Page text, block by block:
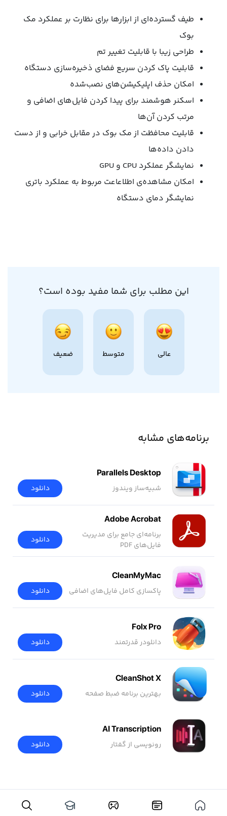
طیف گسترده‌ای از ابزارها برای نظارت بر عملکرد مک
بوک
طراحی زیبا با قابلیت تغییر تم
قابلیت پاک کردن سریع فضای ذخیره‌سازی دستگاه
امکان حذف اپلیکیشن‌های نصب‌شده
اسکنر هوشمند برای پیدا کردن فایل‌های اضافی و
مرتب کردن آن‌ها
قابلیت محافظت از مک بوک در مقابل خرابی و از دست
دادن داده‌ها
نمایشگر عملکرد CPU و GPU
امکان مشاهده‌ی اطلاعاعت مربوط به عملکرد باتری
نمایشگر دمای دستگاه
این مطلب برای شما مفید بوده است؟
عالی متوسط ضعیف
برنامه‌های مشابه
Parallels Desktop
شبیه‌ساز ویندوز دانلود
Adobe Acrobat
برنامه‌ای جامع برای مدیریت
فایل‌های PDF
دانلود
CleanMyMac
پاکسازی کامل فایل‌های اضافی دانلود
Folx Pro
دانلودر قدرتمند دانلود
CleanShot X
بهترین برنامه ضبط صفحه دانلود
AI Transcription
رونویسی از گفتار دانلود